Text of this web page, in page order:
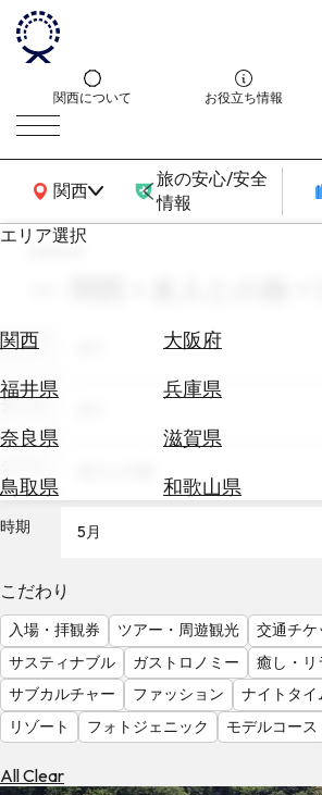
関西について お役立ち情報
関西
関西広域MAP
旅の安心/安全
情報
エリア選択
関西 大阪府
福井県
兵庫県
奈良県
滋賀県
鳥取県
和歌山県
エ
券
テ
を
調
べ
る
天
気
を
見
る
search
エリア
テーマ
時期 5月
こだわり
入場・拝観券 ツアー・周遊観光
交通チケ
サスティナブル
ガストロノミー
癒し・リ
サブカルチャー
ファッション
ナイトタ
リゾート
フォトジェニック モデルコース
All Clear